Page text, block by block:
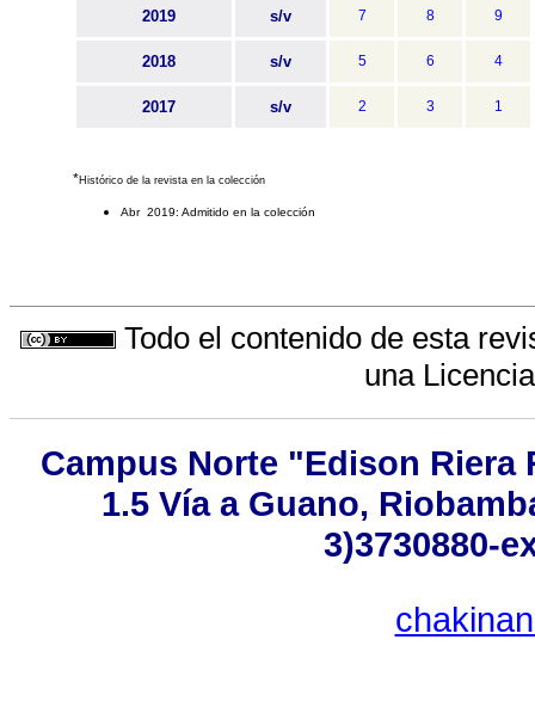
2019 s/v 7 8 9
2018 s/v 5 6 4
2017 s/v 2 3 1
*Histórico de la revista en la colección
Abr 2019: Admitido en la colección
Todo el contenido de esta
una
Campus Norte "Edison Riera
1.5 Vía a Guano,
3)3730880-